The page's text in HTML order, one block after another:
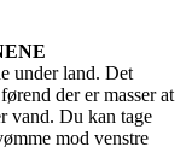
under land. Det
der er masser at
vand. Du kan tage
mod venstre